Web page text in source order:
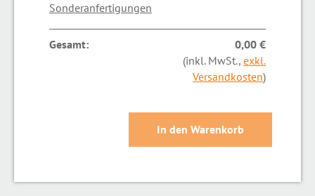
Sonderanfertigungen
Gesamt:
0,00 €
(inkl. MwSt., exkl.
Versandkosten)